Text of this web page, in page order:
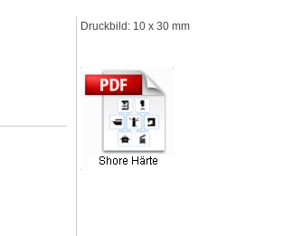
Druckbild: 10 x 30 mm